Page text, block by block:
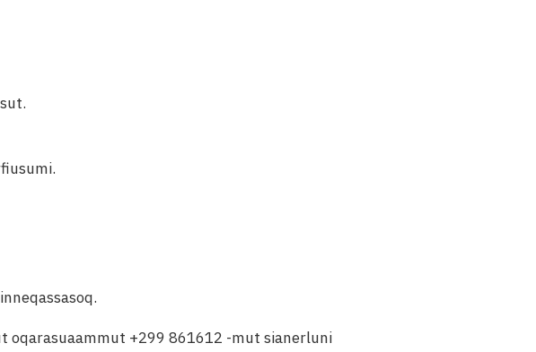
+299 861612 -mut sianerluni